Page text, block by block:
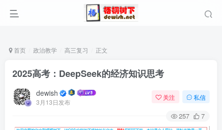
首页 政治教学 高三复习 正文
2025高考：DeepSeek的经济知识思考
dewish
3月13日发布
关注 私信
257 7